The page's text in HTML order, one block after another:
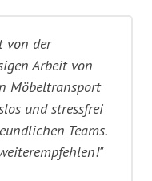
von der
Arbeit von
Möbeltransport
und stressfrei
Teams.